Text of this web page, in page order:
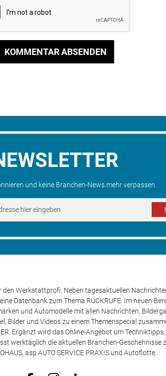
KOMMENTAR ABSENDEN
und keine Branchen-News mehr verpassen.
den Werkstattprofi. Neben tagesaktuellen
Datenbank zum Thema RÜCKRUFE. Im neuen
und Automodelle mit allen Nachrichten,
Bilder und Videos zu einem Themenspecial
Ergänzt wird das Online-Angebot um
werktäglich die aktuellen Branchen-Geschehnisse
asp AUTO SERVICE PRAXIS und Autoflotte.